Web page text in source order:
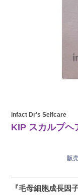
infact Dr's Selfcare
KIP スカルプヘ
販
『毛母細胞成長因